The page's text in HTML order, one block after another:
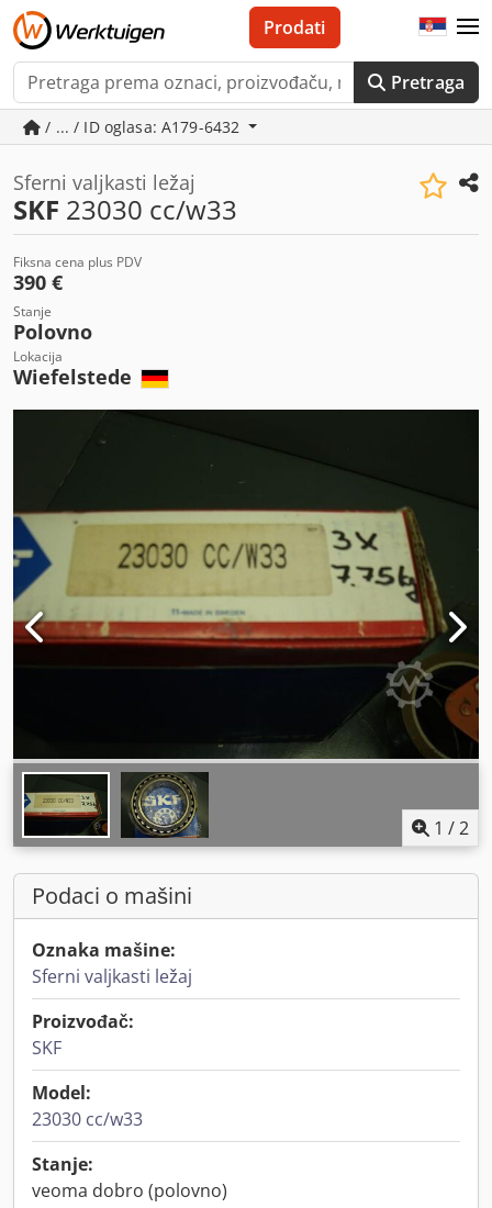
Pretraga
Prodati
/ ... / ID oglasa: A179-6432
Sferni valjkasti ležaj
SKF 23030 cc/w33
Fiksna cena plus PDV
390 €
Stanje
Polovno
Lokacija
Wiefelstede
1 /2
Podaci o mašini
Oznaka mašine:
Sferni valjkasti ležaj
Proizvođač:
SKF
Model:
23030 cc/w33
Stanje:
veoma dobro (polovno)